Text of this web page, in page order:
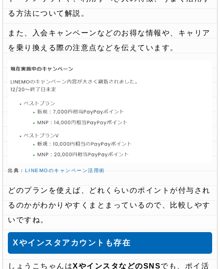
る方法について解説。
また、入会キャンペーンなどのお得な情報や、キャリア
を乗り換える際の注意点などを伝えています。
出典： LINEMOのキャンペーン活用術
どのプランを使えば、どれくらいのポイントが付与され
るのかがわかりやすくまとまっているので、比較しやす
いですね。
Xやインスタアカウントも存在
しょうこちゃんはXやインスタなどのSNSでも、ポイ活